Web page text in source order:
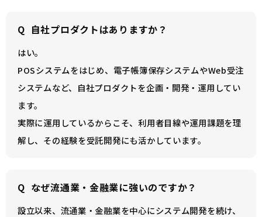
Q 自社プロダクトはありますか？
はい。
POSシステムをはじめ、電子帳簿保存システムやWeb受注
システムなど、自社プロダクトを企画・開発・運用してい
ます。
実際に運用しているからこそ、利用者目線や運用課題を理
解し、その経験を受託開発にも活かしています。
Q なぜ流通業・金融業に強いのですか？
設立以来、流通業・金融業を中心にシステム開発を続け、